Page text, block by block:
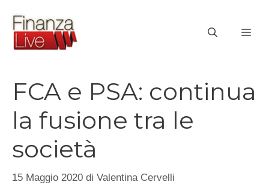
contenuto
FCA e PSA: continua
la fusione tra le
società
15 Maggio 2020 di Valentina Cervelli